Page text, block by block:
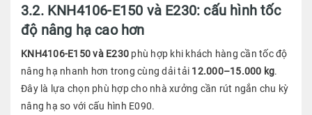
3.2. KNH4106-E150 và E230: cấu hình tốc
độ nâng hạ cao hơn
KNH4106-E150 và E230 phù hợp khi khách hàng cần tốc độ
nâng hạ nhanh hơn trong cùng dải tải 12.000–15.000 kg.
Đây là lựa chọn phù hợp cho nhà xưởng cần rút ngắn chu kỳ
nâng hạ so với cấu hình E090.